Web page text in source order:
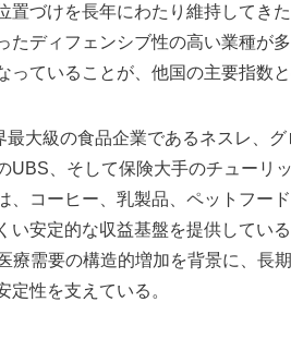
置づけを長年にわたり維持してき
たディフェンシブ性の高い業種が
ていることが、他国の主要指数と
大級の食品企業であるネスレ、
UBS、そして保険大手のチューリ
、コーヒー、乳製品、ペットフー
い安定的な収益基盤を提供してい
療需要の構造的増加を背景に、長
定性を支えている。